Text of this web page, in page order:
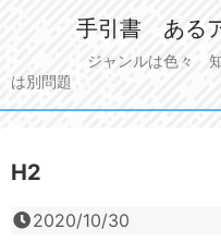
手引書 ある
ジャンルは色々 知っ
は別問題
H2
2020/10/30